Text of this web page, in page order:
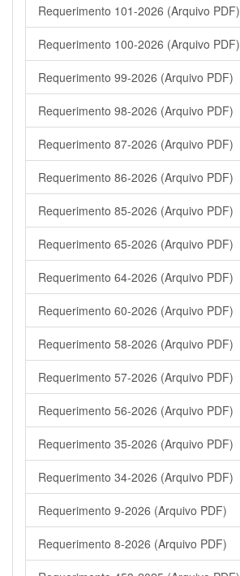
Requerimento 101-2026 (Arquivo PDF)
Requerimento 100-2026 (Arquivo PDF)
Requerimento 99-2026 (Arquivo PDF)
Requerimento 98-2026 (Arquivo PDF)
Requerimento 87-2026 (Arquivo PDF)
Requerimento 86-2026 (Arquivo PDF)
Requerimento 85-2026 (Arquivo PDF)
Requerimento 65-2026 (Arquivo PDF)
Requerimento 64-2026 (Arquivo PDF)
Requerimento 60-2026 (Arquivo PDF)
Requerimento 58-2026 (Arquivo PDF)
Requerimento 57-2026 (Arquivo PDF)
Requerimento 56-2026 (Arquivo PDF)
Requerimento 35-2026 (Arquivo PDF)
Requerimento 34-2026 (Arquivo PDF)
Requerimento 9-2026 (Arquivo PDF)
Requerimento 8-2026 (Arquivo PDF)